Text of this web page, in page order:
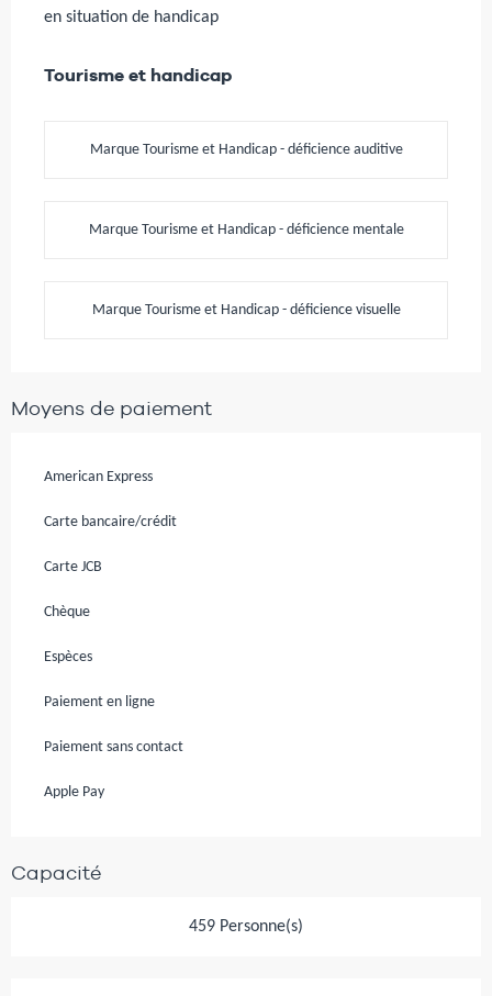
en situation de handicap
Tourisme et handicap
Tourisme et handicap
Marque Tourisme et Handicap - déficience auditive
Marque Tourisme et Handicap - déficience mentale
Marque Tourisme et Handicap - déficience visuelle
Moyens de paiement
American Express
Carte bancaire/crédit
Carte JCB
Chèque
Espèces
Paiement en ligne
Paiement sans contact
Apple Pay
Capacité
459 Personne(s)